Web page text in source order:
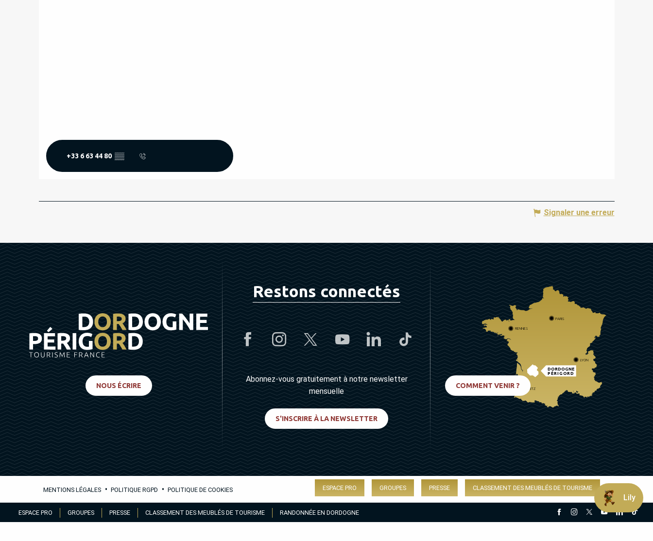
au
ESPACE PRO GROUPES PRESSE CLASSEMENT DES MEUBLÉS DE TOURISME RANDONNÉE EN DORDOGNE
+33 6 63 44 80 ▒▒
Signaler une erreur
NOUS ÉCRIRE
Restons connectés
Abonnez-vous gratuitement à notre newsletter
mensuelle
S'INSCRIRE À LA NEWSLETTER
DORDOGNE
PÉRIGORD
PARIS
RENNES
LYON
BIARRITZ
COMMENT VENIR ?
MENTIONS LÉGALES • POLITIQUE RGPD • POLITIQUE DE COOKIES ESPACE PRO GROUPES PRESSE CLASSEMENT DES MEUBLÉS DE TOURISME
Lily